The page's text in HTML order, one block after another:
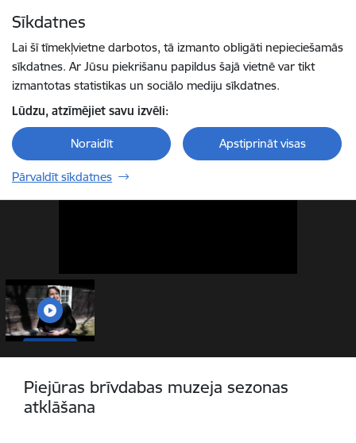
Sīkdatnes
Lai šī tīmekļvietne darbotos, tā izmanto obligāti nepieciešamās
sīkdatnes. Ar Jūsu piekrišanu papildus šajā vietnē var tikt
izmantotas statistikas un sociālo mediju sīkdatnes.
Lūdzu, atzīmējiet savu izvēli:
Noraidīt Apstiprināt visas
Pārvaldīt sīkdatnes
1 / 1
Piejūras brīvdabas muzeja sezonas
atklāšana